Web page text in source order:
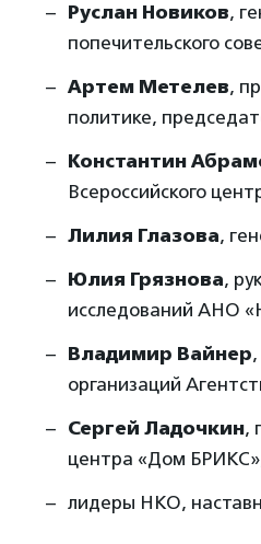
Руслан Новиков,
попечительского
Артем Метелев,
политике,
Константин
Всероссийского
Лилия Глазова,
Юлия Грязнова,
исследований АНО
Владимир Вайнер
организаций
Сергей Ладочкин,
центра «Дом
лидеры НКО,